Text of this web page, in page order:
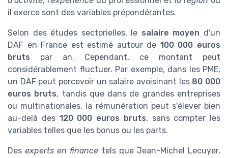
il exerce sont des variables prépondérantes.
Selon des études sectorielles, le salaire moyen d'un
DAF en France est estimé autour de 100 000 euros
bruts par an. Cependant, ce montant peut
considérablement fluctuer. Par exemple, dans les PME,
un DAF peut percevoir un salaire avoisinant les 80 000
euros bruts, tandis que dans de grandes entreprises
ou multinationales, la rémunération peut s'élever bien
au-delà des 120 000 euros bruts, sans compter les
variables telles que les bonus ou les parts.
Desexperts en finance tels que Jean-Michel Lecuyer,